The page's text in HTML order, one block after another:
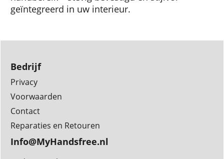
geïntegreerd in uw interieur.
Bedrijf
Privacy
Voorwaarden
Contact
Reparaties en Retouren
Info@MyHandsfree.nl